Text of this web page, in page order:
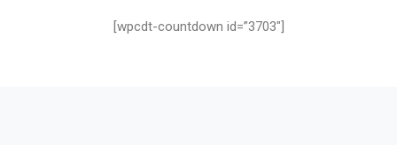
[wpcdt-countdown id=”3703″]